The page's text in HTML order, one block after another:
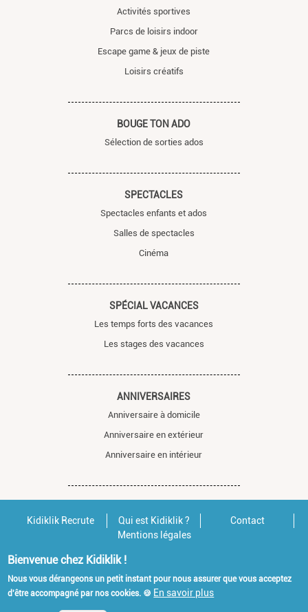
Activités sportives
Parcs de loisirs indoor
Escape game & jeux de piste
Loisirs créatifs
BOUGE TON ADO
Sélection de sorties ados
SPECTACLES
Spectacles enfants et ados
Salles de spectacles
Cinéma
SPÉCIAL VACANCES
Les temps forts des vacances
Les stages des vacances
ANNIVERSAIRES
Anniversaire à domicile
Anniversaire en extérieur
Anniversaire en intérieur
Kidiklik Recrute Qui est Kidiklik ?
Contact
Mentions légales
Bienvenue chez Kidiklik !
Nous vous dérangeons un petit instant pour nous assurer que vous acceptez
d'être accompagné par nos cookies. 🍪 En savoir plus